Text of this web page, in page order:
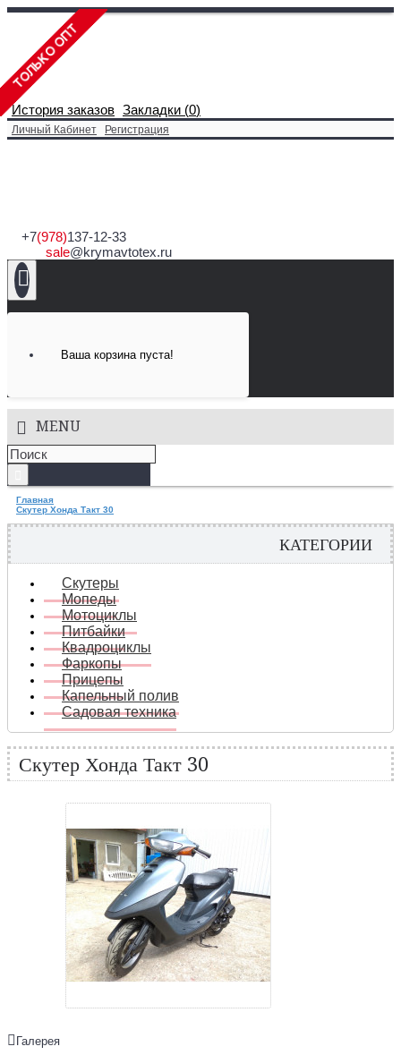
История заказов Закладки (0)
Личный Кабинет Регистрация
+7(978)137-12-33
sale@krymavtotex.ru
Ваша корзина пуста!
MENU
Главная
Скутер Хонда Такт 30
КАТЕГОРИИ
Скутеры
Мопеды
Мотоциклы
Питбайки
Квадроциклы
Фаркопы
Прицепы
Капельный полив
Садовая техника
Скутер Хонда Такт 30
Галерея